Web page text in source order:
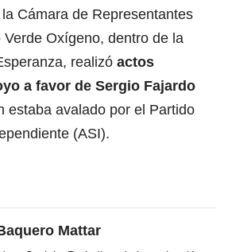
Cámara de Representantes
Oxígeno, dentro de la
realizó actos
a favor de Sergio Fajardo
estaba avalado por el Partido
(ASI).
Mattar